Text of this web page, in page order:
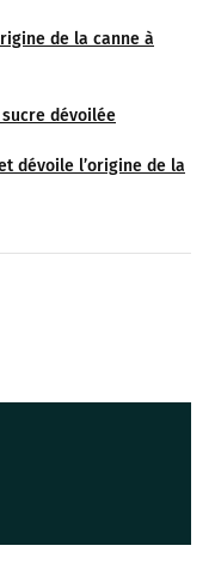
de la canne à
dévoilée
dévoile l’origine de la